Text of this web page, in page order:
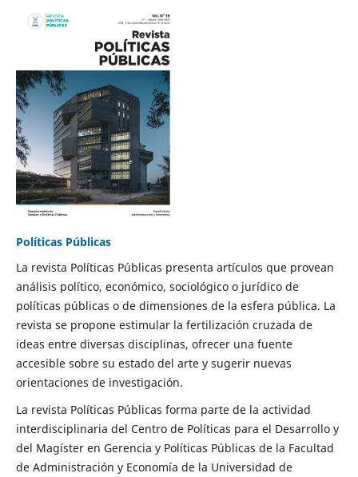
Políticas Públicas
La revista Políticas Públicas presenta artículos que provean
análisis político, económico, sociológico o jurídico de
políticas públicas o de dimensiones de la esfera pública. La
revista se propone estimular la fertilización cruzada de
ideas entre diversas disciplinas, ofrecer una fuente
accesible sobre su estado del arte y sugerir nuevas
orientaciones de investigación.
La revista Políticas Públicas forma parte de la actividad
interdisciplinaria del Centro de Políticas para el Desarrollo y
del Magíster en Gerencia y Políticas Públicas de la Facultad
de Administración y Economía de la Universidad de